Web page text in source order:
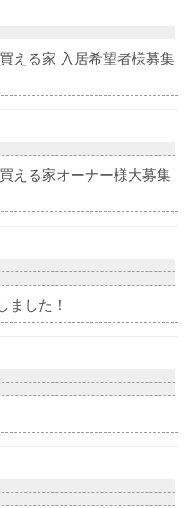
える家 入居希望者様募集
える家オーナー様大募集
ました！